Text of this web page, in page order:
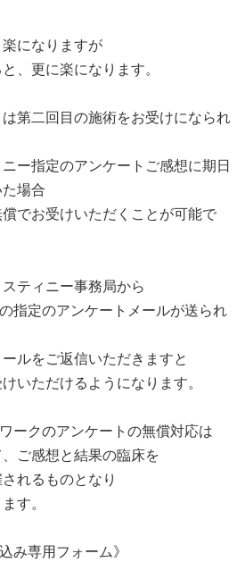
になりますが
、更に楽になります。
第二回目の施術をお受けになられ
ー指定のアンケートご感想に期日
場合
でお受けいただくことが可能で
ティニー事務局から
指定のアンケートメールが送られ
ルをご返信いただきますと
いただけるようになります。
ークのアンケートの無償対応は
ご感想と結果の臨床を
れるものとなり
す。
み専用フォーム》